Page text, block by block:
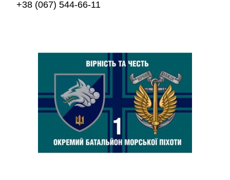
+38 (067) 544-66-11